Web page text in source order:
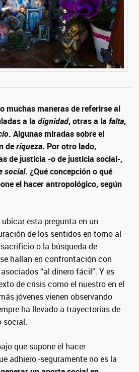
muchas maneras de referirse al
a la dignidad, otras a la falta,
. Algunas miradas sobre el
deriqueza. Por otro lado,
de justicia -o de justicia social-,
social. ¿Qué concepción o qué
el hacer antropológico, según
esta pregunta en un
de los sentidos en torno al
o la búsqueda de
hallan en confrontación con
“al dinero fácil”. Y es
de crisis como el nuestro en el
jóvenes vienen observando
ha llevado a trayectorias de
social.
que supone el hacer
adhiero -seguramente no es la